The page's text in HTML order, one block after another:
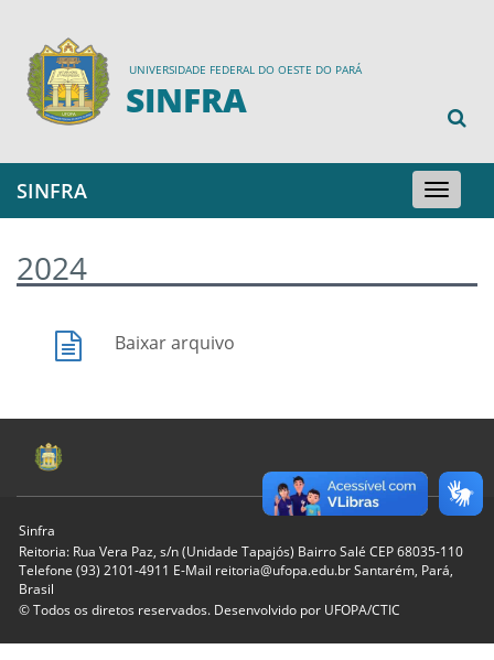
UNIVERSIDADE FEDERAL DO OESTE DO PARÁ
SINFRA
Toggle
navigation
SINFRA
2024
Baixar arquivo
Sinfra
Reitoria: Rua Vera Paz, s/n (Unidade Tapajós) Bairro Salé CEP 68035-110
Telefone (93) 2101-4911 E-Mail reitoria@ufopa.edu.br Santarém, Pará,
Brasil
© Todos os diretos reservados. Desenvolvido por UFOPA/CTIC